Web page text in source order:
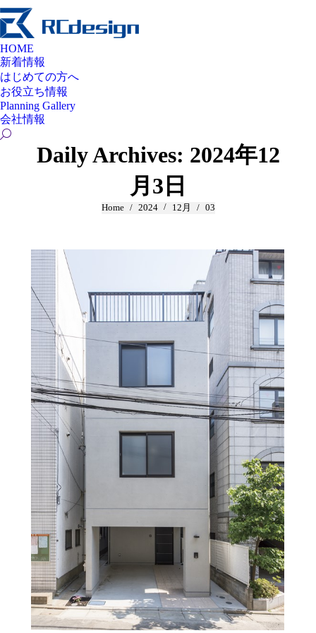
HOME
新着情報
はじめての方へ
お役立ち情報
Planning Gallery
会社情報
Search:
Daily Archives: 2024年12
月3日
You are here:
Home 2024 12月 03